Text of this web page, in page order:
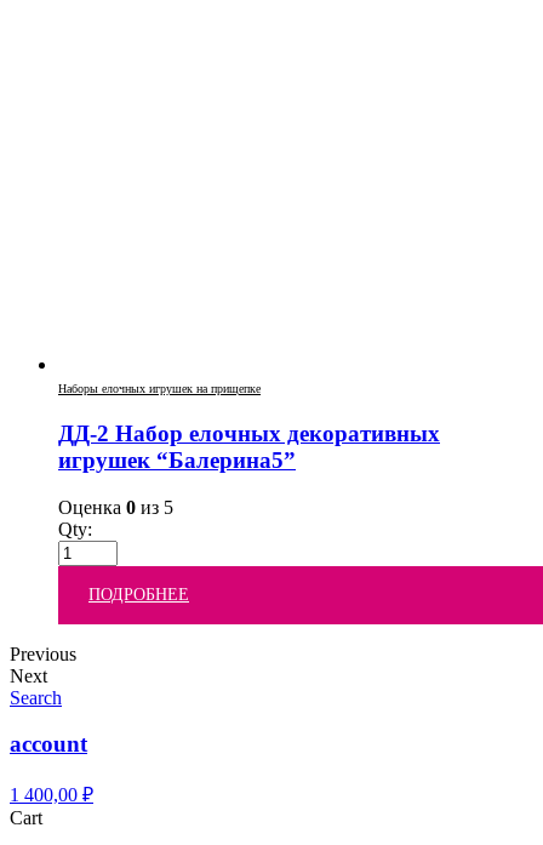
Наборы елочных игрушек на прищепке
ДД-2 Набор елочных декоративных
игрушек “Балерина5”
Оценка 0 из 5
Qty:
ПОДРОБНЕЕ
Previous
Next
Search
account
1 400,00 ₽
Cart